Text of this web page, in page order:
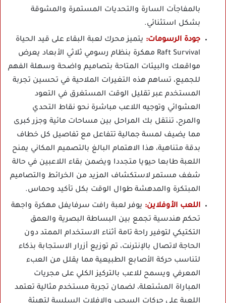
بالمفاجآت السارة والتحديات المستمرة والمشوقة
بشكل استثنائي.
جودة الرسومات: يتميز محرك لعبة البقاء على قيد الحياة
Raft Survival مهكرة بنظام رسومي ثلاثي الأبعاد يعرض
مواقعك والبيئات المتاحة بتصاميم واضحة وسهلة الفهم
للجميع، تساهم هذه التغيرات الملاحية في تحسين تجربة
المستخدم عبر تقليل الوقت المستغرق في التعود
العشوائي وتوجيه اللاعب مباشرة نحو نقاط التحدي
والمرح، تنتقل بك المراحل بين مساحات مائية وجزر كبرى
مما يضيف لمسة جمالية تتفاعل مع تفاصيل كل خطاف
بدقة متناهية، هذا الاهتمام البالغ بالتصميم المكاني يمنح
اللعبة طابعا حيويا متجددا ويضمن بقاء اللاعبين في حالة
شغف مستمر لاستكشاف المزيد من الخرائط والتصاميم
المبتكرة والمدهشة طوال الوقت بكل تأكيد وحماس.
اللعب الأوفلاين: يوفر لعبة رافت سرفايفل مهكرة واجهة
تحكم هندسية تجمع بين البساطة البصرية والعمق
التكتيكي لتوفير راحة تامة أثناء الاستخدام الممتد دون
الحاجة لاتصال بالإنترنت، تم توزيع أزرار الاستجابة بذكاء
لتناسب حركة الأصابع الطبيعية مما يقلل من العبء
المعرفي ويسمح للاعب بالتركيز الكلي على مجريات
المباراة المشتعلة، لضمان تجربة مستخدم مثالية تعتمد
اللعبة على حركات السحب والإفلات السلسة لتهيئة